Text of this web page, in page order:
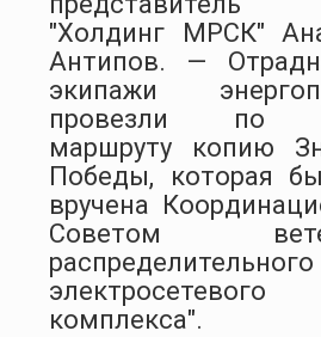
"Холдинг МРСК"
Антипов. —
экипажи
провезли по
маршруту копию
Победы, которая
вручена
Советом
распределительного
электросетевого
комплекса".